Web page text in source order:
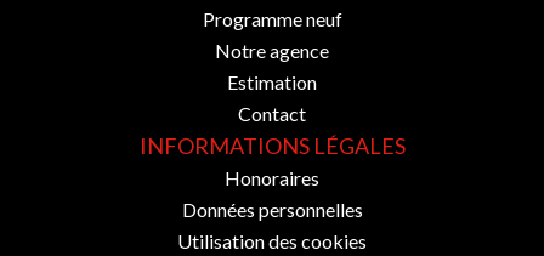
Programme neuf
Notre agence
Estimation
Contact
INFORMATIONS LÉGALES
Honoraires
Données personnelles
Utilisation des cookies